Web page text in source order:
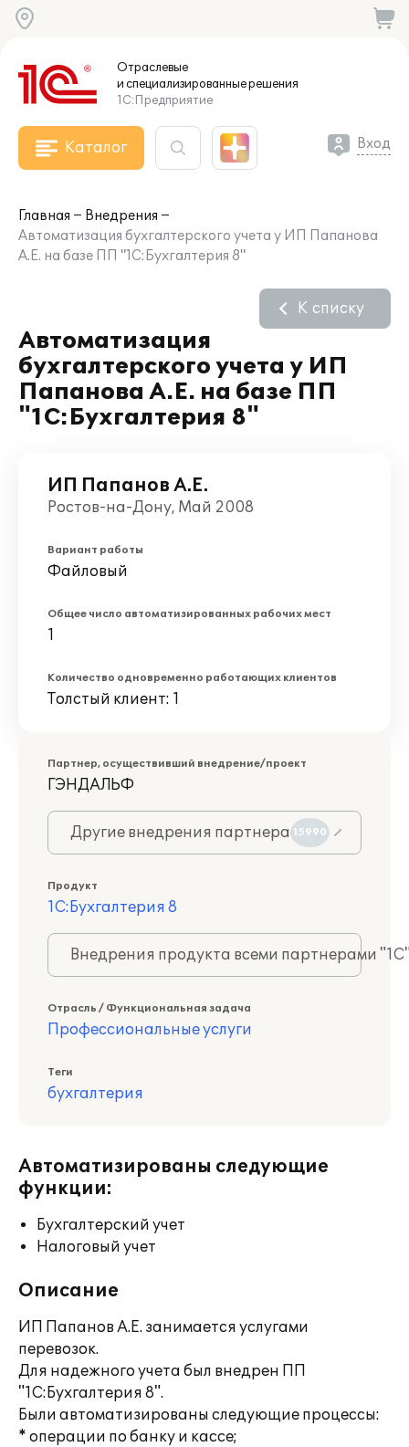
Отраслевые
и специализированныерешения
1С:Предприятие
Каталог Вход
Главная
Внедрения
Автоматизация бухгалтерского учета у ИП Папанова
А.Е. на базе ПП "1С:Бухгалтерия 8"
Автоматизация
бухгалтерского учета у ИП
Папанова А.Е. на базе ПП
"1С:Бухгалтерия 8"
К списку
ИП Папанов А.Е.
Ростов-на-Дону, Май 2008
Вариант работы
Файловый
Общее число автоматизированных рабочих мест
1
Количество одновременно работающих клиентов
Толстый клиент: 1
Партнер, осуществивший внедрение/проект
ГЭНДАЛЬФ
Другие внедрения партнера 15990
Продукт
1С:Бухгалтерия 8
Внедрения продукта всеми партнерами
Отрасль / Функциональная задача
Профессиональные услуги
Теги
бухгалтерия
Автоматизированы следующие
функции:
Бухгалтерский учет
Налоговый учет
Описание
ИП Папанов А.Е. занимается услугами
перевозок.
Для надежного учета был внедрен ПП
"1С:Бухгалтерия 8".
Были автоматизированы следующие процессы:
* операции по банку и кассе;